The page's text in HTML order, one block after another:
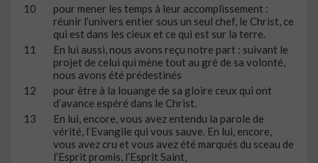
10
pour mener les temps à leur accomplissement :
réunir l’univers entier sous un seul chef, le Christ, ce
qui est dans les cieux et ce qui est sur la terre.
11
En lui aussi, nous avons reçu notre part : suivant le
projet de celui qui mène tout au gré de sa volonté,
nous avons été prédestinés
12
pour être à la louange de sa gloire ceux qui ont
d’avance espéré dans le Christ.
13
En lui, encore, vous avez entendu la parole de
vérité, l’Evangile qui vous sauve. En lui, encore,
vous avez cru et vous avez été marqués du sceau de
l’Esprit promis, l’Esprit Saint,